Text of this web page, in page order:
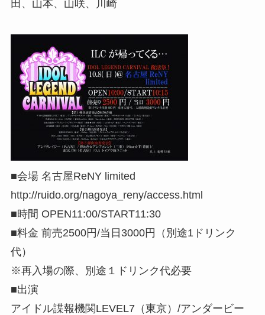
田、山本、山咲、川崎
■会場 名古屋ReNY limited
http://ruido.org/nagoya_reny/access.html
■時間 OPEN11:00/START11:30
■料金 前売2500円/当日3000円（別途1ドリンク
代）
※再入場の際、別途１ドリンク代必要
■出演
アイドル諜報機関LEVEL7（東京）/アンダービー